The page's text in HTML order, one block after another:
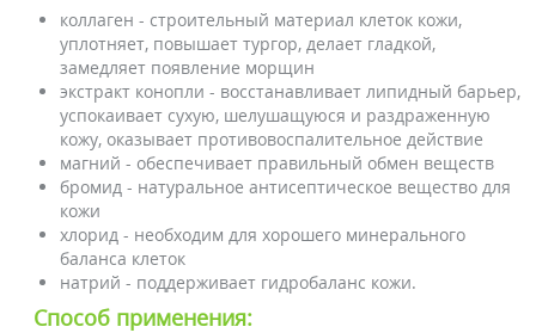
коллаген - строительный материал клеток кожи,
уплотняет, повышает тургор, делает гладкой,
замедляет появление морщин
экстракт конопли - восстанавливает липидный барьер,
успокаивает сухую, шелушащуюся и раздраженную
кожу, оказывает противовоспалительное действие
магний - обеспечивает правильный обмен веществ
бромид - натуральное антисептическое вещество для
кожи
хлорид - необходим для хорошего минерального
баланса клеток
натрий - поддерживает гидробаланс кожи.
Способ применения: